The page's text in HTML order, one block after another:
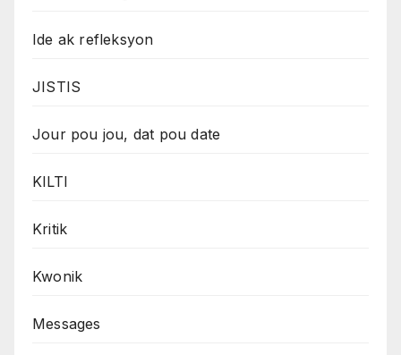
Ide ak refleksyon
JISTIS
Jour pou jou, dat pou date
KILTI
Kritik
Kwonik
Messages